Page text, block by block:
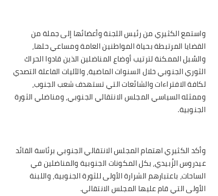
واستمع الكثيري من رئيس اللجنة وأعضائها إلى جملة من
القضايا المرتبطة بحياة المواطنين العامة ومساعي حلها،
والسُبل الممكنة لترتيب أوضاع المناضلين الذين قادوا الحراك
الثوري الجنوبي خلال السنوات الماضية، والآليات الفاعلة التصدي
لكافة الافتراءات والشائعات التي تستهدف شعب الجنوب،
وممثله السياسي المجلس الانتقالي الجنوبي، ومناضلي الثورة
الجنوبية.
وأكد الكثيري اهتمام المجلس الانتقالي الجنوبي برئاسة القائد
عيدروس الزُبيدي، بكل المكونات الجنوبية والمناضلين في
الساحات، باعتبارهم الشرارة الأولى للثورة الجنوبية، واللبنة
الأولى التي قام عليها المجلس الانتقالي.